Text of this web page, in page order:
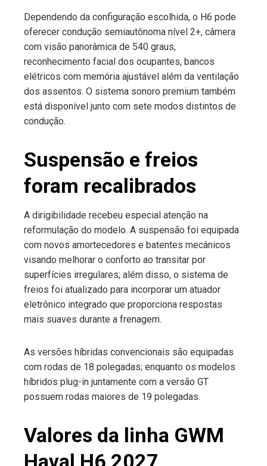
Dependendo da configuração escolhida, o H6 pode
oferecer condução semiautônoma nível 2+, câmera
com visão panorâmica de 540 graus,
reconhecimento facial dos ocupantes, bancos
elétricos com memória ajustável além da ventilação
dos assentos. O sistema sonoro premium também
está disponível junto com sete modos distintos de
condução.
Suspensão e freios
foram recalibrados
A dirigibilidade recebeu especial atenção na
reformulação do modelo. A suspensão foi equipada
com novos amortecedores e batentes mecânicos
visando melhorar o conforto ao transitar por
superfícies irregulares; além disso, o sistema de
freios foi atualizado para incorporar um atuador
eletrônico integrado que proporciona respostas
mais suaves durante a frenagem.
As versões híbridas convencionais são equipadas
com rodas de 18 polegadas; enquanto os modelos
híbridos plug-in juntamente com a versão GT
possuem rodas maiores de 19 polegadas.
Valores da linha GWM
Haval H6 2027